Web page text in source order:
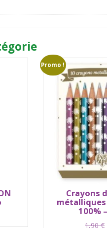
Promo !
Crayons
métalliques
100%
1,90€